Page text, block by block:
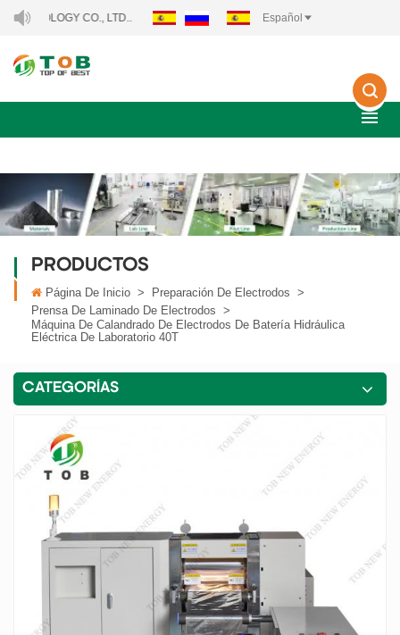
CO., LTD.. Español
PRODUCTOS
Página De Inicio > Preparación De Electrodos >
Prensa De Laminado De Electrodos >
Máquina De Calandrado De Electrodos De Batería Hidráulica
Eléctrica De Laboratorio 40T
CATEGORÍAS